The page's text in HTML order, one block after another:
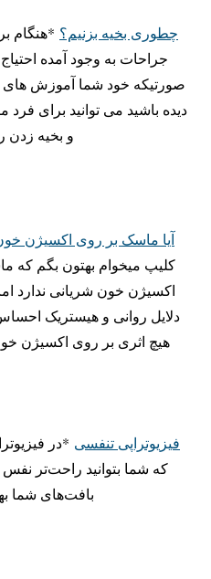
چطوری بخیه بزنیم؟ *هنگام
جراحات به وجود آمده
صورتیکه خود شما آموزش های
دیده باشید می توانید برای
و بخیه زدن
آیا ماسک بر روی اکسیژن خون
کلیپ میخوام بهتون بگم که
اکسیژن خون شریانی ندارد
دلایل روانی و هیستریک
هیچ اثری بر روی اکسیژن
فیزیوتراپی تنفسی *در
که شما بتوانید راحت‌تر
بافت‌های شما